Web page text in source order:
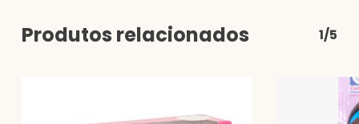
Produtos relacionados 1/5